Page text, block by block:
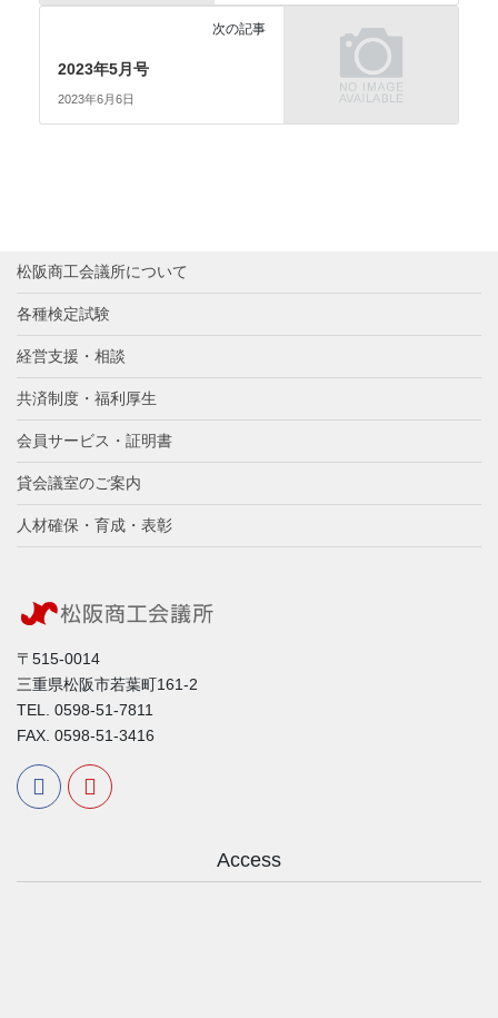
次の記事
2023年5月号
2023年6月6日
松阪商工会議所について
各種検定試験
経営支援・相談
共済制度・福利厚生
会員サービス・証明書
貸会議室のご案内
人材確保・育成・表彰
〒515-0014
三重県松阪市若葉町161-2
TEL. 0598-51-7811
FAX. 0598-51-3416
Access